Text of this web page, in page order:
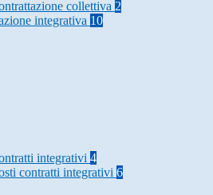
collettiva 2
integrativa 10
integrativi 4
contratti integrativi 6